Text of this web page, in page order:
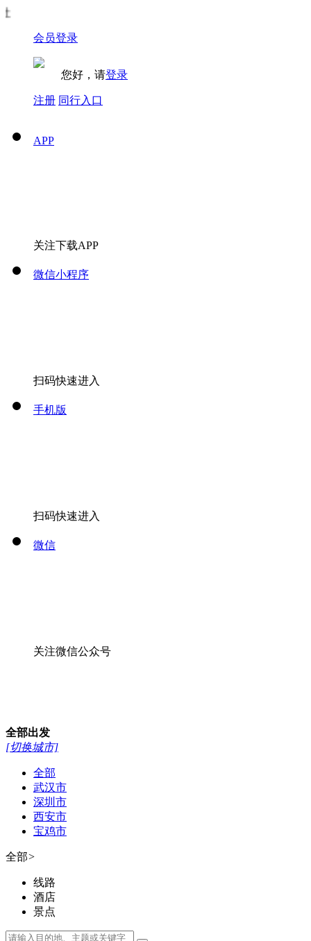
会员登录
您好，请登录
注册 同行入口
APP
关注下载APP
微信小程序
扫码快速进入
手机版
扫码快速进入
微信
关注微信公众号
全部出发
[切换城市]
全部
武汉市
深圳市
西安市
宝鸡市
全部>
线路
酒店
景点